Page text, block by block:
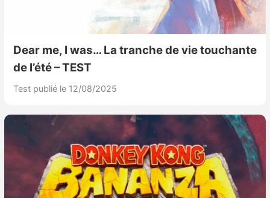
Dear me, I was… La tranche de vie touchante
de l’été – TEST
Test publié le 12/08/2025